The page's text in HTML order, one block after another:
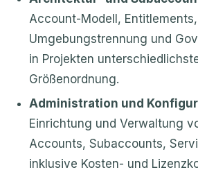
Account-Modell, Entitlements,
Umgebungstrennung und
in Projekten
Größenordnung.
Administration und
Einrichtung und Verwaltung
Accounts, Subaccounts,
inklusive Kosten- und